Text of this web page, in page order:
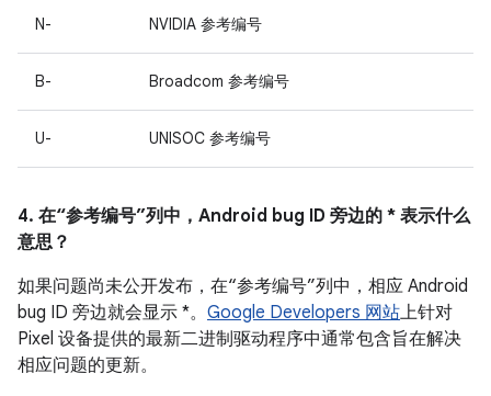
N- NVIDIA 参考编号
B- Broadcom 参考编号
U- UNISOC 参考编号
4. 在“参考编号”列中，Android bug ID 旁边的 * 表示什么
意思？
如果问题尚未公开发布，在“参考编号”列中，相应 Android
bug ID 旁边就会显示 *。 Google Developers 网站上针对
Pixel 设备提供的最新二进制驱动程序中通常包含旨在解决
相应问题的更新。